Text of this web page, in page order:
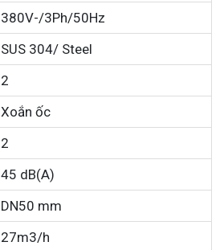
380V-/3Ph/50Hz
SUS 304/ Steel
2
Xoắn ốc
2
45 dB(A)
DN50 mm
27m3/h